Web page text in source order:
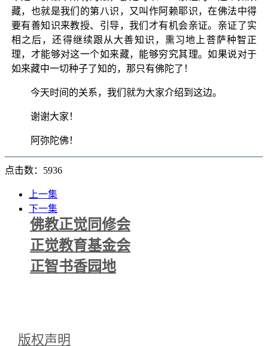
藏，也就是我们的第八识，又叫作阿赖耶识，在佛法中得
要有善知识来教授、引导，我们才有机会亲证。亲证了实
相之后，还得继续跟从大善知识，熏习地上菩萨种智正
理，才能够对这一个如来藏，能够穷究其理。如果说对于
如来藏中一切种子了知的，那只有佛陀了！
今天时间的关系，我们就为大家介绍到这边。
谢谢大家！
阿弥陀佛！
点击数：5936
上一集
下一集
佛教正觉同修会
正觉教育基金会
正智书香园地
版权声明